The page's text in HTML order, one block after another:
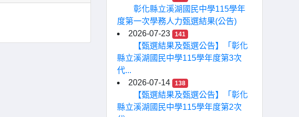
彰化縣立溪湖國民中學115學年
度第一次學務人力甄選結果(公告)
2026-07-23
141
【甄選結果及甄選公告】「彰化
縣立溪湖國民中學115學年度第3次
代...
2026-07-14
138
【甄選結果及甄選公告】「彰化
縣立溪湖國民中學115學年度第2次